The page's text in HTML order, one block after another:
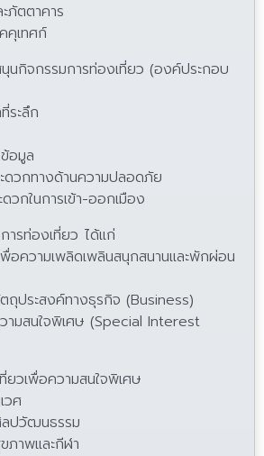
ภัตตาคาร
คุเทศก์
นกิจกรรมการท่องเที่ยว (องค์ประกอบ
ระลึก
อมูล
ดวกทางด้านความปลอดภัย
วกในการเข้า-ออกเมือง
ารท่องเที่ยว ได้แก่
อความเพลิดเพลินสนุกสนานและพักผ่อน
ถุประสงค์ทางธุรกิจ (Business)
ามสนใจพิเศษ (Special Interest
วเพื่อความสนใจพิเศษ
วศ
ลปวัฒนธรรม
ภาพและกีฬา